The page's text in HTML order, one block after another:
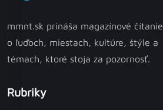
mmnt.sk prináša magazínové čítanie
o ľuďoch, miestach, kultúre, štýle a
témach, ktoré stoja za pozornosť.
Rubriky